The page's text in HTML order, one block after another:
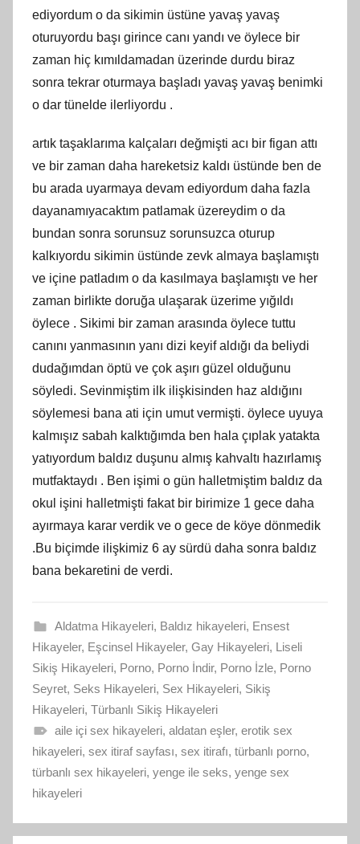
ediyordum o da sikimin üstüne yavaş yavaş
oturuyordu başı girince canı yandı ve öylece bir
zaman hiç kımıldamadan üzerinde durdu biraz
sonra tekrar oturmaya başladı yavaş yavaş benimki
o dar tünelde ilerliyordu .
artık taşaklarıma kalçaları değmişti acı bir figan attı
ve bir zaman daha hareketsiz kaldı üstünde ben de
bu arada uyarmaya devam ediyordum daha fazla
dayanamıyacaktım patlamak üzereydim o da
bundan sonra sorunsuz sorunsuzca oturup
kalkıyordu sikimin üstünde zevk almaya başlamıştı
ve içine patladım o da kasılmaya başlamıştı ve her
zaman birlikte doruğa ulaşarak üzerime yığıldı
öylece . Sikimi bir zaman arasında öylece tuttu
canını yanmasının yanı dizi keyif aldığı da beliydi
dudağımdan öptü ve çok aşırı güzel olduğunu
söyledi. Sevinmiştim ilk ilişkisinden haz aldığını
söylemesi bana ati için umut vermişti. öylece uyuya
kalmışız sabah kalktığımda ben hala çıplak yatakta
yatıyordum baldız duşunu almış kahvaltı hazırlamış
mutfaktaydı . Ben işimi o gün halletmiştim baldız da
okul işini halletmişti fakat bir birimize 1 gece daha
ayırmaya karar verdik ve o gece de köye dönmedik
.Bu biçimde ilişkimiz 6 ay sürdü daha sonra baldız
bana bekaretini de verdi.
Aldatma Hikayeleri, Baldız hikayeleri, Ensest
Hikayeler, Eşcinsel Hikayeler, Gay Hikayeleri, Liseli
Sikiş Hikayeleri, Porno, Porno İndir, Porno İzle, Porno
Seyret, Seks Hikayeleri, Sex Hikayeleri, Sikiş
Hikayeleri, Türbanlı Sikiş Hikayeleri
aile içi sex hikayeleri, aldatan eşler, erotik sex
hikayeleri, sex itiraf sayfası, sex itirafı, türbanlı porno,
türbanlı sex hikayeleri, yenge ile seks, yenge sex
hikayeleri